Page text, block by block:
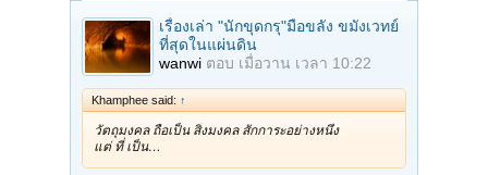
เรื่องเล่า "นักขุดกรุ"มือขลัง ขมังเวทย์
ที่สุดในแผ่นดิน
wanwi ตอบ เมื่อวาน เวลา 10:22
Khamphee said: ↑
วัตถุมงคล ถือเป็น สิ่งมงคล สักการะอย่างหนึ่ง
แต่ ที่ เป็น…